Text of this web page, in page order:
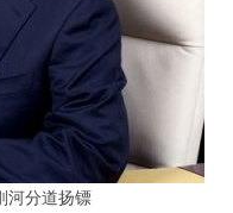
河分道扬镖